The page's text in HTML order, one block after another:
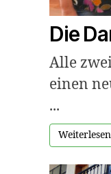
Die
Alle
einen
...